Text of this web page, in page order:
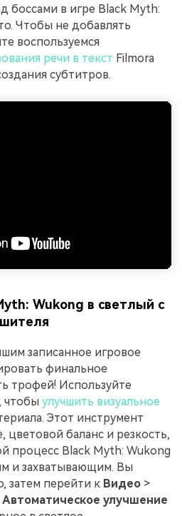
боссами в игре Black Myth:
Чтобы не добавлять
воспользуемся
речи в текст Filmora
субтитров.
Wukong в светлый с
записанное игровое
финальное
трофей! Используйте
чтобы улучшить визуальное
Этот инструмент
цветовой баланс и резкость,
процесс Black Myth: Wukong
и захватывающим. Вы
затем перейти к Видео >
Автоматическое улучшение